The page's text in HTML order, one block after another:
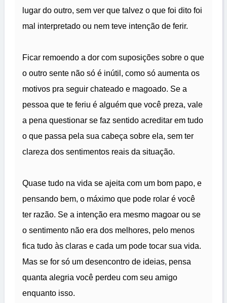
lugar do outro, sem ver que talvez o que foi dito foi
mal interpretado ou nem teve intenção de ferir.
Ficar remoendo a dor com suposições sobre o que
o outro sente não só é inútil, como só aumenta os
motivos pra seguir chateado e magoado. Se a
pessoa que te feriu é alguém que você preza, vale
a pena questionar se faz sentido acreditar em tudo
o que passa pela sua cabeça sobre ela, sem ter
clareza dos sentimentos reais da situação.
Quase tudo na vida se ajeita com um bom papo, e
pensando bem, o máximo que pode rolar é você
ter razão. Se a intenção era mesmo magoar ou se
o sentimento não era dos melhores, pelo menos
fica tudo às claras e cada um pode tocar sua vida.
Mas se for só um desencontro de ideias, pensa
quanta alegria você perdeu com seu amigo
enquanto isso.